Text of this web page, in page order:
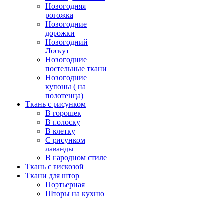
Новогодняя
рогожка
Новогодние
дорожки
Новогодний
Лоскут
Новогодние
постельные ткани
Новогодние
купоны ( на
полотенца)
Ткань с рисунком
В горошек
В полоску
В клетку
С рисунком
лаванды
В народном стиле
Ткань с вискозой
Ткани для штор
Портьерная
Шторы на кухню